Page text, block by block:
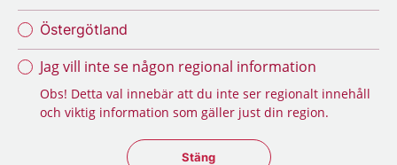
Östergötland
Jag vill inte se någon regional information
Obs! Detta val innebär att du inte ser regionalt innehåll
och viktig information som gäller just din region.
Stäng regionsväljaren
Stäng